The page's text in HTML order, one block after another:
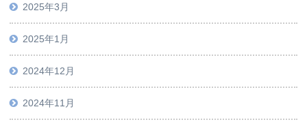
2025年3月
2025年1月
2024年12月
2024年11月